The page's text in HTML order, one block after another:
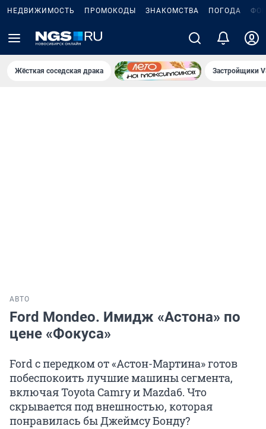
НЕДВИЖИМОСТЬ ПРОМОКОДЫ ЗНАКОМСТВА ПОГОДА
Жёсткая соседская драка Застройщики
АВТО
Ford Mondeo. Имидж «Астона» по
цене «Фокуса»
Ford с передком от «Астон-Мартина» готов
побеспокоить лучшие машины сегмента,
включая Toyota Camry и Mazda6. Что
скрывается под внешностью, которая
понравилась бы Джеймсу Бонду?